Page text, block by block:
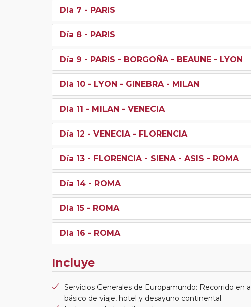
Día 7 - PARIS
Día 8 - PARIS
Día 9 - PARIS - BORGOÑA - BEAUNE - LYON
Día 10 - LYON - GINEBRA - MILAN
Día 11 - MILAN - VENECIA
Día 12 - VENECIA - FLORENCIA
Día 13 - FLORENCIA - SIENA - ASIS - ROMA
Día 14 - ROMA
Día 15 - ROMA
Día 16 - ROMA
Incluye
Servicios Generales de Europamundo: Recorrido
básico de viaje, hotel y desayuno continental.